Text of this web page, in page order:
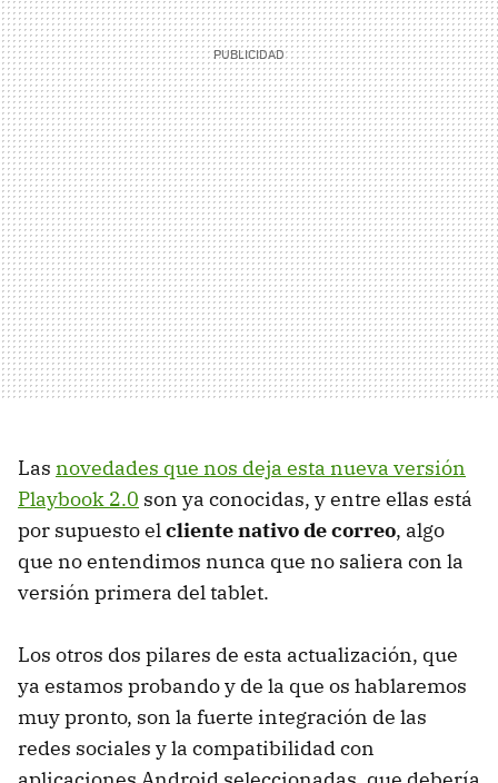
Las novedades que nos deja esta nueva versión
Playbook 2.0 son ya conocidas, y entre ellas está
por supuesto elcliente nativo de correo, algo
que no entendimos nunca que no saliera con la
versión primera del tablet.
Los otros dos pilares de esta actualización, que
ya estamos probando y de la que os hablaremos
muy pronto, son la fuerte integración de las
redes sociales y la compatibilidad con